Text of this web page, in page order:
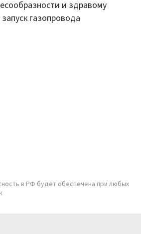
и здравому
газопровода
в РФ будет обеспечена при любых